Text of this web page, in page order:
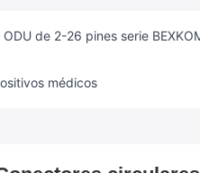
de 2-26 pines serie
médicos